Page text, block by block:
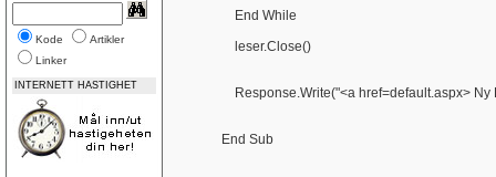
Kode
Artikler
Linker
INTERNETT HASTIGHET
End While
leser.Close()
Response.Write("<a href=default.aspx> Ny
End Sub